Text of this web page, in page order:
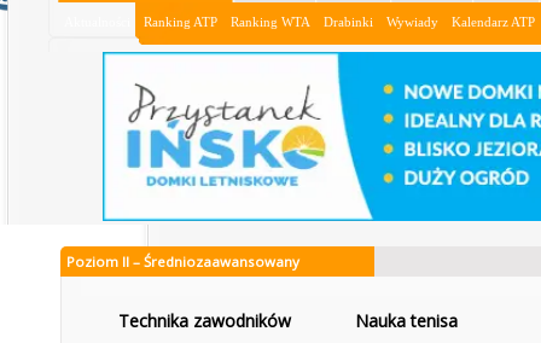
Ranking ATP Ranking WTA Drabinki Wywiady Kalendarz ATP
Poziom II – Średniozaawansowany
Technika zawodników Nauka tenisa